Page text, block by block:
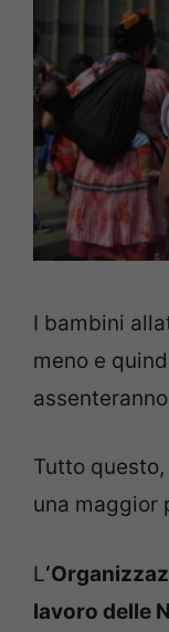
I bambini
meno e
Tutto
una maggior
L
lavoro delle